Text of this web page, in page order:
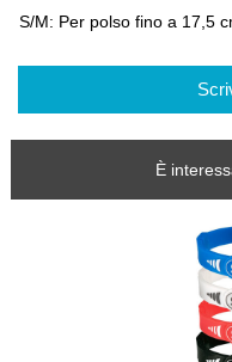
S/M: Per polso fino a 17,5
È